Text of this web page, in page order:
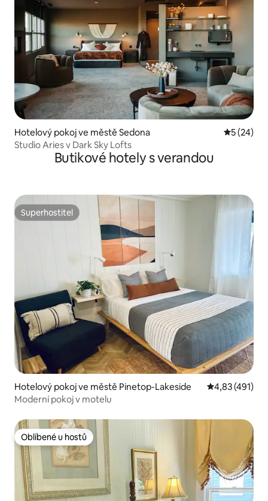
Hotelový pokoj ve městě Sedona Průměrné
5 (24)
Studio Aries v Dark Sky Lofts
Butikové hotely s verandou
Superhostitel
Superhostitel
Hotelový pokoj ve městě Pinetop-Lakeside Průměrné
4,83 (491)
Moderní pokoj v motelu
Oblíbené u hostů
Oblíbené u hostů